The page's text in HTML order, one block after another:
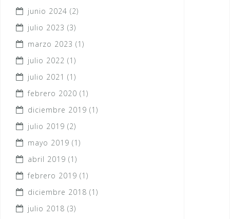
junio 2024 (2)
julio 2023 (3)
marzo 2023 (1)
julio 2022 (1)
julio 2021 (1)
febrero 2020 (1)
diciembre 2019 (1)
julio 2019 (2)
mayo 2019 (1)
abril 2019 (1)
febrero 2019 (1)
diciembre 2018 (1)
julio 2018 (3)